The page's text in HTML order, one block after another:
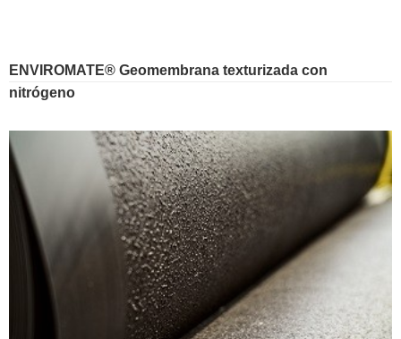
ENVIROMATE® Geomembrana texturizada con
nitrógeno